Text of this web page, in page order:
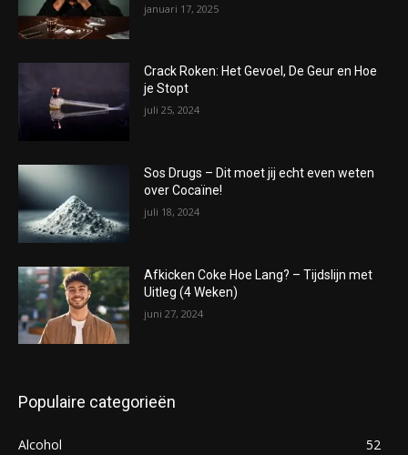
januari 17, 2025
Crack Roken: Het Gevoel, De Geur en Hoe
je Stopt
juli 25, 2024
Sos Drugs – Dit moet jij echt even weten
over Cocaïne!
juli 18, 2024
Afkicken Coke Hoe Lang? – Tijdslijn met
Uitleg (4 Weken)
juni 27, 2024
Populaire categorieën
Alcohol
52